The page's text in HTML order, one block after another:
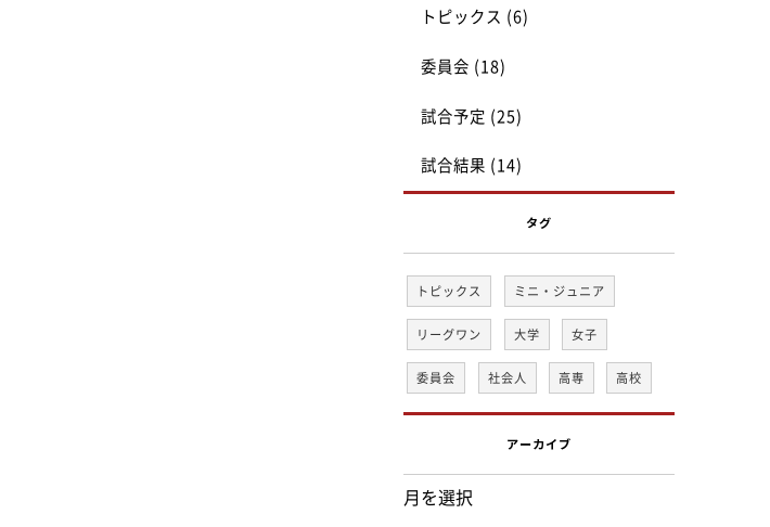
トピックス (6)
委員会 (18)
試合予定 (25)
試合結果 (14)
タグ
トピックス ミニ・ジュニア
リーグワン 大学 女子
委員会 社会人 高専 高校
アーカイブ